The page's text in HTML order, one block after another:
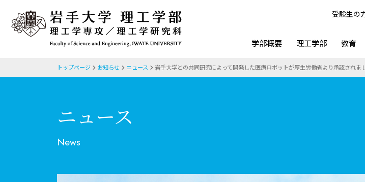
受験生の
学部概要 理工学部 教育
トップページ お知らせ ニュース 岩手大学との共同研究によって開発した医療ロボットが厚生労働省より承認されま
ニュース
News